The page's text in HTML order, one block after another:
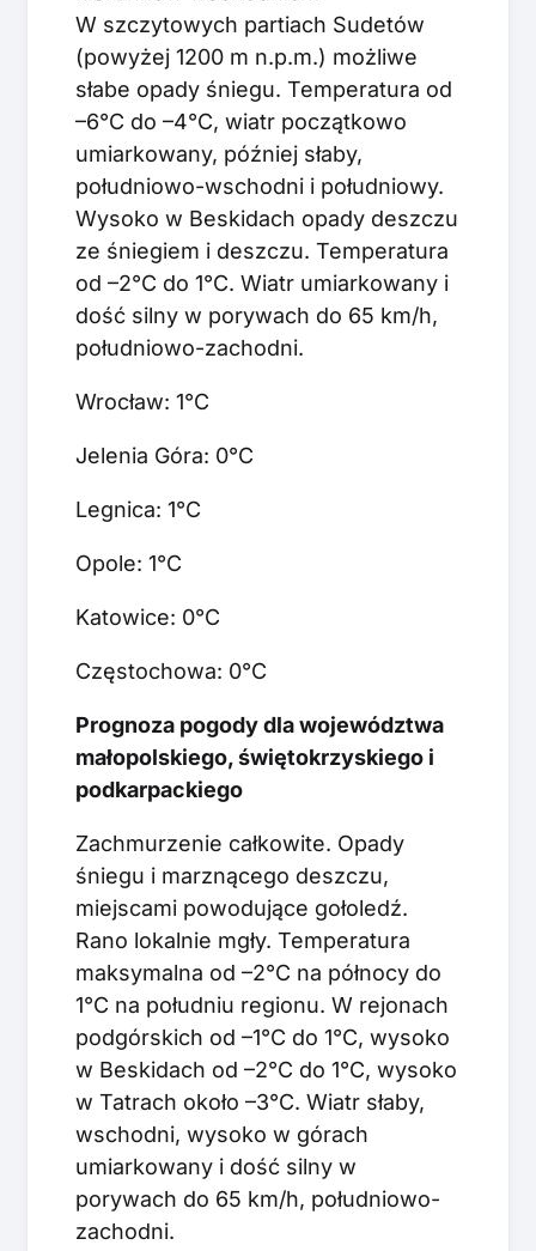
W szczytowych partiach Sudetów
(powyżej 1200 m n.p.m.) możliwe
słabe opady śniegu. Temperatura od
–6°C do –4°C, wiatr początkowo
umiarkowany, później słaby,
południowo-wschodni i południowy.
Wysoko w Beskidach opady deszczu
ze śniegiem i deszczu. Temperatura
od –2°C do 1°C. Wiatr umiarkowany i
dość silny w porywach do 65 km/h,
południowo-zachodni.
Wrocław: 1°C
Jelenia Góra: 0°C
Legnica: 1°C
Opole: 1°C
Katowice: 0°C
Częstochowa: 0°C
Prognoza pogody dla województwa
małopolskiego, świętokrzyskiego i
podkarpackiego
Zachmurzenie całkowite. Opady
śniegu i marznącego deszczu,
miejscami powodujące gołoledź.
Rano lokalnie mgły. Temperatura
maksymalna od –2°C na północy do
1°C na południu regionu. W rejonach
podgórskich od –1°C do 1°C, wysoko
w Beskidach od –2°C do 1°C, wysoko
w Tatrach około –3°C. Wiatr słaby,
wschodni, wysoko w górach
umiarkowany i dość silny w
porywach do 65 km/h, południowo-
zachodni.